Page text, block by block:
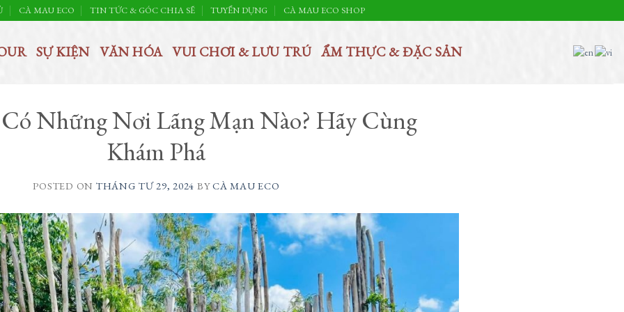
CÀ MAU ECO TIN TỨC & GÓC CHIA SẼ TUYỂN DỤNG CÀ MAU ECO SHOP
SỰ KIỆN VĂN HÓA VUI CHƠI & LƯU TRÚ ẨM THỰC & ĐẶC SẢN
Những Nơi Lãng Mạn Nào? Hãy Cùng
Khám Phá
POSTED ON THÁNG TƯ 29, 2024 BYCÀ MAU ECO